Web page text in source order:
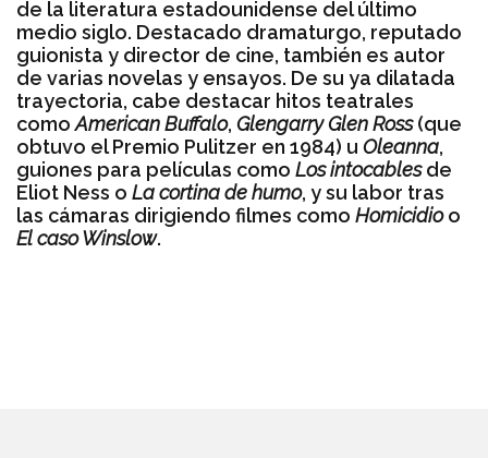
de la literatura estadounidense del último
medio siglo. Destacado dramaturgo, reputado
guionista y director de cine, también es autor
de varias novelas y ensayos. De su ya dilatada
trayectoria, cabe destacar hitos teatrales
comoAmerican Buffalo, Glengarry Glen Ross(que
obtuvo el Premio Pulitzer en 1984) u Oleanna,
guiones para películas como Los intocablesde
Eliot Ness o La cortina de humo, y su labor tras
las cámaras dirigiendo filmes como Homicidioo
El caso Winslow.